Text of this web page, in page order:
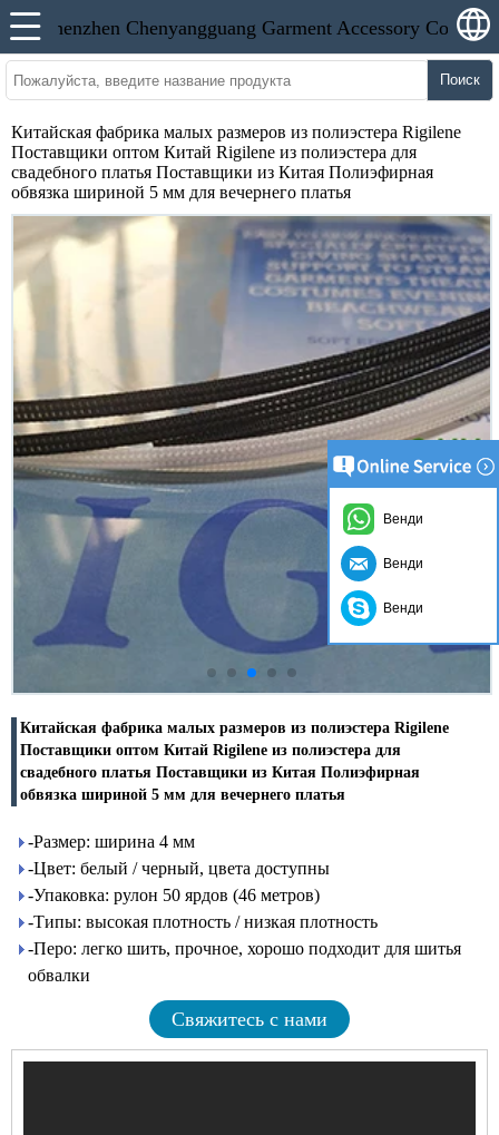
Поиск
Китайская фабрика малых размеров из полиэстера Rigilene
Поставщики оптом Китай Rigilene из полиэстера для
свадебного платья Поставщики из Китая Полиэфирная
обвязка шириной 5 мм для вечернего платья
Китайская фабрика малых размеров из полиэстера Rigilene
Поставщики оптом Китай Rigilene из полиэстера для
свадебного платья Поставщики из Китая Полиэфирная
обвязка шириной 5 мм для вечернего платья
-Размер: ширина 4 мм
-Цвет: белый / черный, цвета доступны
-Упаковка: рулон 50 ярдов (46 метров)
-Типы: высокая плотность / низкая плотность
-Перо: легко шить, прочное, хорошо подходит для шитья
обвалки
Свяжитесь с нами
Венди
Венди
Венди